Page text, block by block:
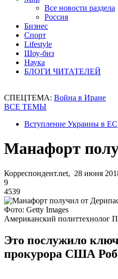
Все новости раздела
Россия
Бизнес
Спорт
Lifestyle
Шоу-биз
Наука
БЛОГИ ЧИТАТЕЛЕЙ
СПЕЦТЕМА: Война в Иране
ВСЕ ТЕМЫ
Вступление Украины в ЕС
Манафорт
Корреспондент.net, 28 июня
9
4539
Фото: Getty Images
Американский политтехнолог
Это послужило
прокурора США